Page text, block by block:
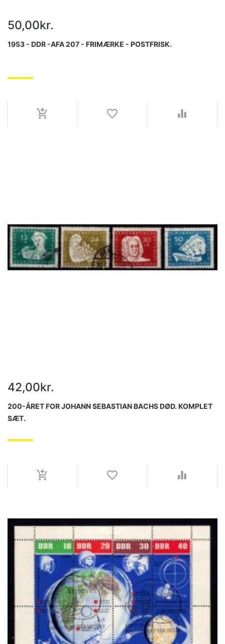
50,00kr.
1953 - DDR -AFA 207 - FRIMÆRKE - POSTFRISK.
42,00kr.
200-ÅRET FOR JOHANN SEBASTIAN BACHS DØD. KOMPLET
SÆT.